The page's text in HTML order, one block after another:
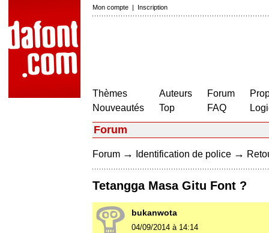
Mon compte | Inscription
Thèmes
Nouveautés
Auteurs
Top
Forum
FAQ
Forum
Forum → Identification de police →
Tetangga Masa Gitu Font ?
bukanwota
04/09/2014 à 14:14